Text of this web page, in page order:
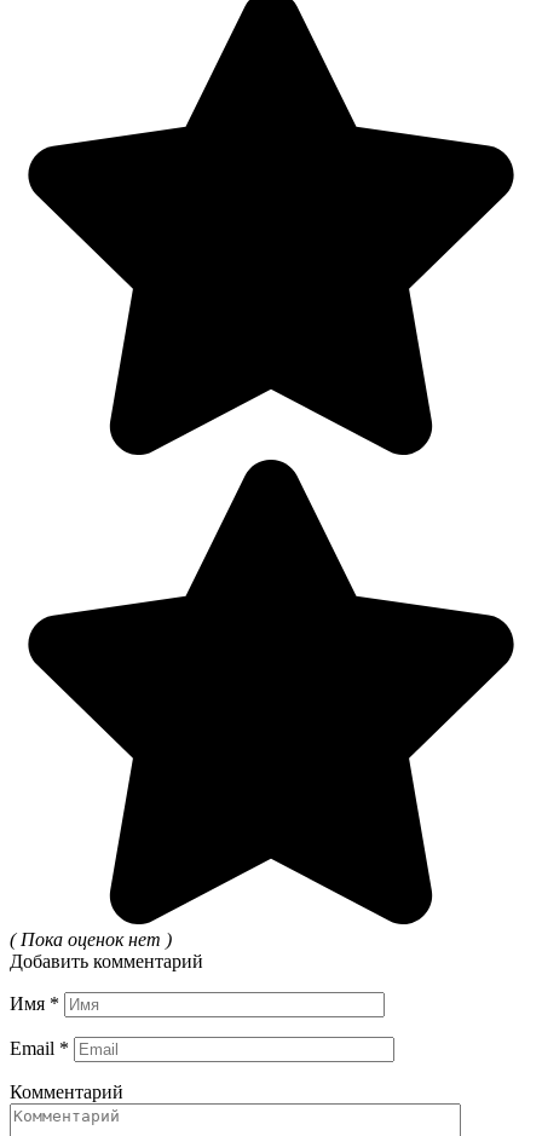
( Пока оценок нет )
Добавить комментарий
Имя *
Email *
Комментарий